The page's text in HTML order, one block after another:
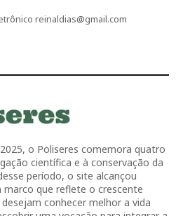
reinaldias@gmail.com
o Poliseres comemora quatro
científica e à conservação da
período, o site alcançou
marco que reflete o crescente
conhecer melhor a vida